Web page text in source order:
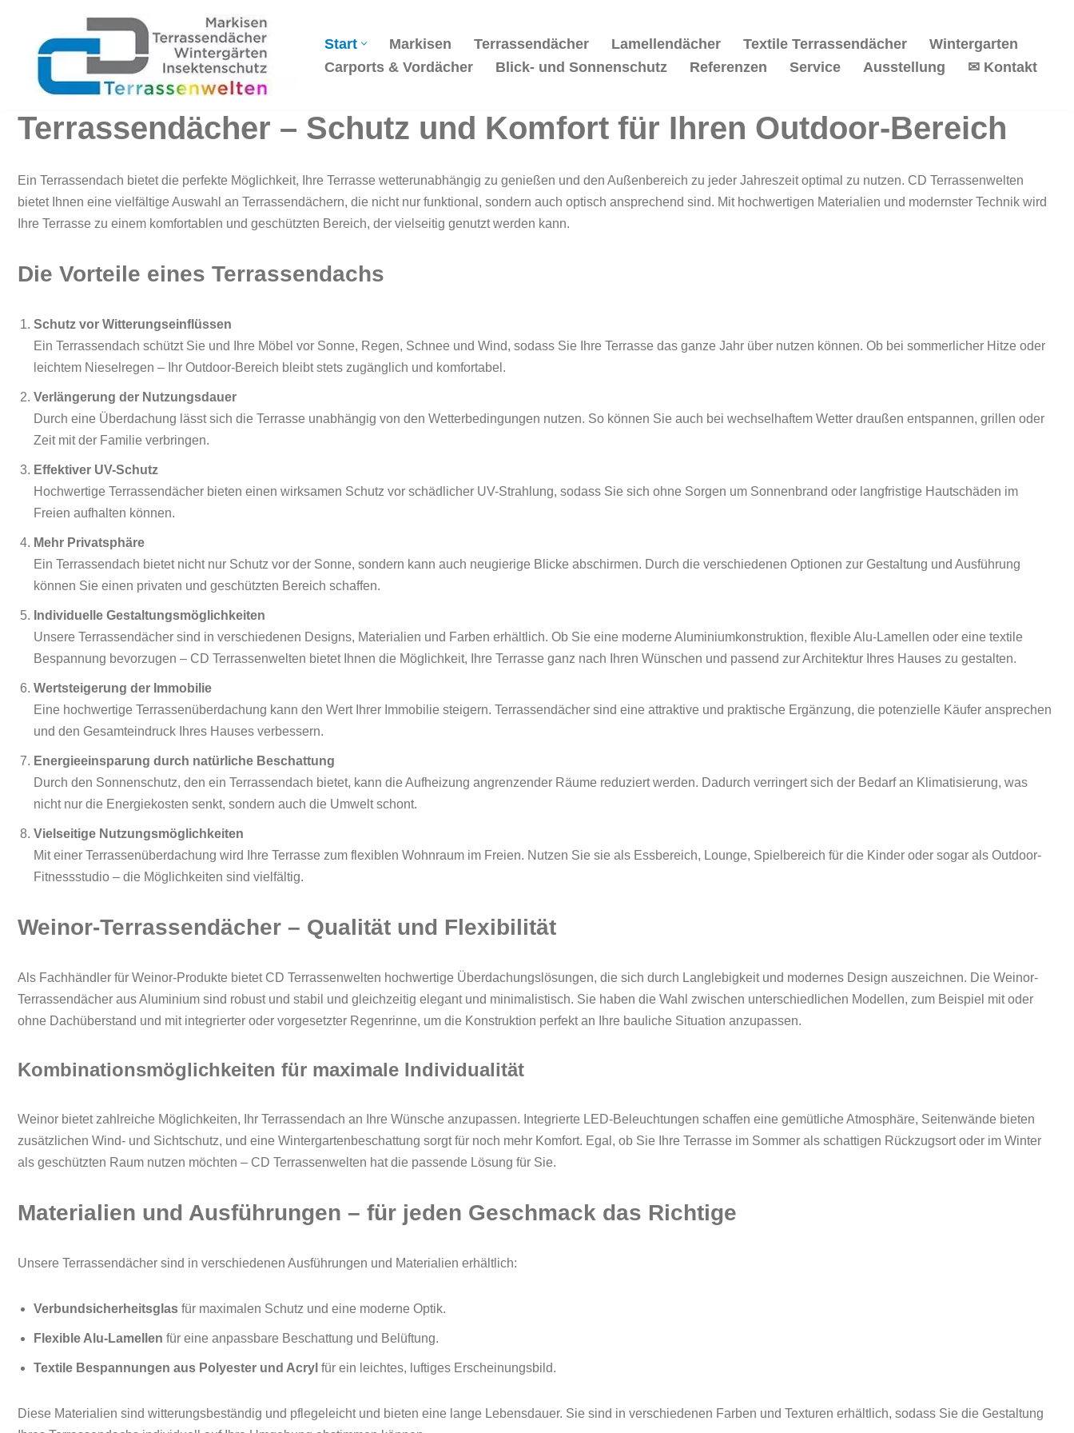
springen
Start Markisen Terrassendächer Lamellendächer Textile Terrassendächer
Wintergarten
Carports & Vordächer
Blick- und Sonnenschutz Referenzen Service Ausstellung ✉ Kontakt
Terrassendächer – Schutz und Komfort für Ihren Outdoor-Bereich
Ein Terrassendach bietet die perfekte Möglichkeit, Ihre Terrasse wetterunabhängig zu genießen und den Außenbereich zu jeder Jahreszeit optimal zu nutzen. CD Terrassenwelten
bietet Ihnen eine vielfältige Auswahl an Terrassendächern, die nicht nur funktional, sondern auch optisch ansprechend sind. Mit hochwertigen Materialien und modernster Technik wird
Ihre Terrasse zu einem komfortablen und geschützten Bereich, der vielseitig genutzt werden kann.
Die Vorteile eines Terrassendachs
Schutz vor Witterungseinflüssen
Ein Terrassendach schützt Sie und Ihre Möbel vor Sonne, Regen, Schnee und Wind, sodass Sie Ihre Terrasse das ganze Jahr über nutzen können. Ob bei sommerlicher Hitze oder
leichtem Nieselregen – Ihr Outdoor-Bereich bleibt stets zugänglich und komfortabel.
Verlängerung der Nutzungsdauer
Durch eine Überdachung lässt sich die Terrasse unabhängig von den Wetterbedingungen nutzen. So können Sie auch bei wechselhaftem Wetter draußen entspannen, grillen oder
Zeit mit der Familie verbringen.
Effektiver UV-Schutz
Hochwertige Terrassendächer bieten einen wirksamen Schutz vor schädlicher UV-Strahlung, sodass Sie sich ohne Sorgen um Sonnenbrand oder langfristige Hautschäden im
Freien aufhalten können.
Mehr Privatsphäre
Ein Terrassendach bietet nicht nur Schutz vor der Sonne, sondern kann auch neugierige Blicke abschirmen. Durch die verschiedenen Optionen zur Gestaltung und Ausführung
können Sie einen privaten und geschützten Bereich schaffen.
Individuelle Gestaltungsmöglichkeiten
Unsere Terrassendächer sind in verschiedenen Designs, Materialien und Farben erhältlich. Ob Sie eine moderne Aluminiumkonstruktion, flexible Alu-Lamellen oder eine textile
Bespannung bevorzugen – CD Terrassenwelten bietet Ihnen die Möglichkeit, Ihre Terrasse ganz nach Ihren Wünschen und passend zur Architektur Ihres Hauses zu gestalten.
Wertsteigerung der Immobilie
Eine hochwertige Terrassenüberdachung kann den Wert Ihrer Immobilie steigern. Terrassendächer sind eine attraktive und praktische Ergänzung, die potenzielle Käufer ansprechen
und den Gesamteindruck Ihres Hauses verbessern.
Energieeinsparung durch natürliche Beschattung
Durch den Sonnenschutz, den ein Terrassendach bietet, kann die Aufheizung angrenzender Räume reduziert werden. Dadurch verringert sich der Bedarf an Klimatisierung, was
nicht nur die Energiekosten senkt, sondern auch die Umwelt schont.
Vielseitige Nutzungsmöglichkeiten
Mit einer Terrassenüberdachung wird Ihre Terrasse zum flexiblen Wohnraum im Freien. Nutzen Sie sie als Essbereich, Lounge, Spielbereich für die Kinder oder sogar als Outdoor-
Fitnessstudio – die Möglichkeiten sind vielfältig.
Weinor-Terrassendächer – Qualität und Flexibilität
Als Fachhändler für Weinor-Produkte bietet CD Terrassenwelten hochwertige Überdachungslösungen, die sich durch Langlebigkeit und modernes Design auszeichnen. Die Weinor-
Terrassendächer aus Aluminium sind robust und stabil und gleichzeitig elegant und minimalistisch. Sie haben die Wahl zwischen unterschiedlichen Modellen, zum Beispiel mit oder
ohne Dachüberstand und mit integrierter oder vorgesetzter Regenrinne, um die Konstruktion perfekt an Ihre bauliche Situation anzupassen.
Kombinationsmöglichkeiten für maximale Individualität
Weinor bietet zahlreiche Möglichkeiten, Ihr Terrassendach an Ihre Wünsche anzupassen. Integrierte LED-Beleuchtungen schaffen eine gemütliche Atmosphäre, Seitenwände bieten
zusätzlichen Wind- und Sichtschutz, und eine Wintergartenbeschattung sorgt für noch mehr Komfort. Egal, ob Sie Ihre Terrasse im Sommer als schattigen Rückzugsort oder im Winter
als geschützten Raum nutzen möchten – CD Terrassenwelten hat die passende Lösung für Sie.
Materialien und Ausführungen – für jeden Geschmack das Richtige
Unsere Terrassendächer sind in verschiedenen Ausführungen und Materialien erhältlich:
Verbundsicherheitsglas für maximalen Schutz und eine moderne Optik.
Flexible Alu-Lamellen für eine anpassbare Beschattung und Belüftung.
Textile Bespannungen aus Polyester und Acryl für ein leichtes, luftiges Erscheinungsbild.
Diese Materialien sind witterungsbeständig und pflegeleicht und bieten eine lange Lebensdauer. Sie sind in verschiedenen Farben und Texturen erhältlich, sodass Sie die Gestaltung